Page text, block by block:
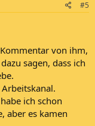
#5
von ihm,
sagen, dass ich
ich schon
aber es kamen